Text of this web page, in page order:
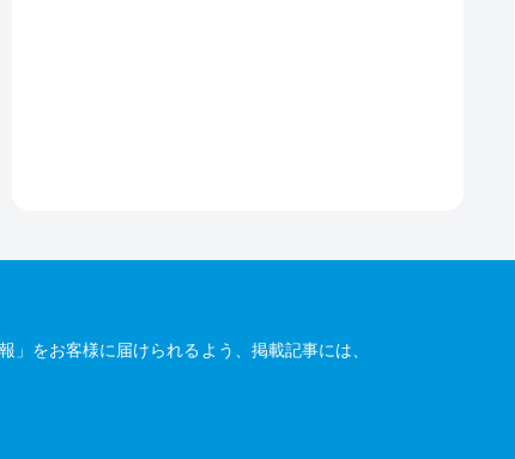
をお客様に届けられるよう、掲載記事には、